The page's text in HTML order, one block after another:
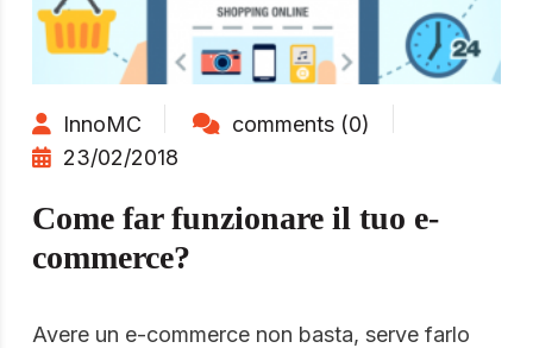
InnoMC
comments (0)
23/02/2018
Come far funzionare il tuo e-
commerce?
Avere un e-commerce non basta, serve farlo